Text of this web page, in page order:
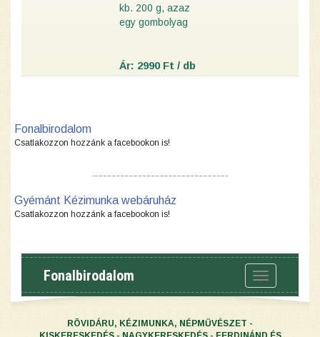
kb. 200 g, azaz
egy gombolyag
Ár: 2990 Ft / db
Fonalbirodalom
Csatlakozzon hozzánk a facebookon is!
Gyémánt Kézimunka webáruház
Csatlakozzon hozzánk a facebookon is!
Toggle
navigation
Fonalbirodalom
RÖVIDÁRU, KÉZIMUNKA, NÉPMŰVÉSZET -